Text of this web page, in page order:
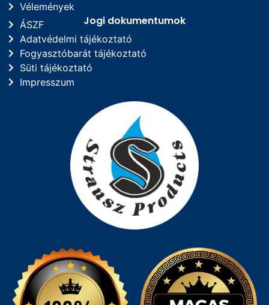
Vélemények
Jogi dokumentumok
ÁSZF
Adatvédelmi tájékoztató
Fogyasztóbarát tájékoztató
Süti tájékoztató
Impresszum